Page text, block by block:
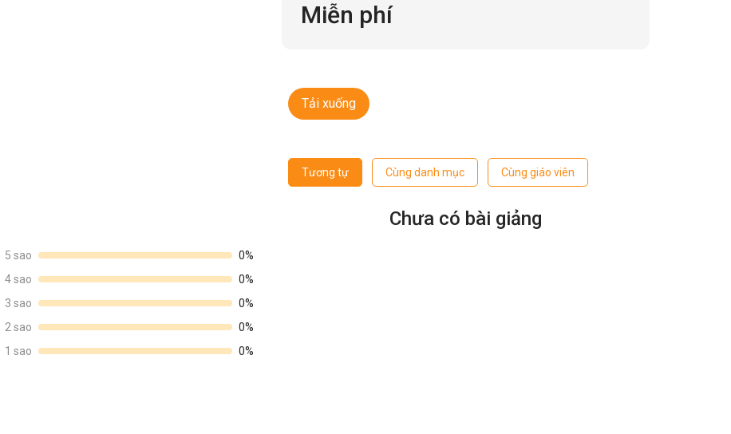
Miễn phí
Tải xuống
5 sao
0%
4 sao
0%
3 sao
0%
2 sao
0%
1 sao
0%
Tương tự Cùng danh mục Cùng giáo viên
Chưa có bài giảng